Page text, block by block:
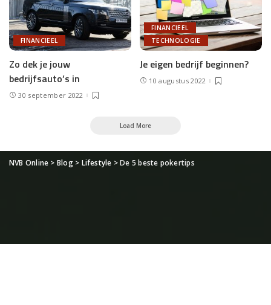
FINANCIEEL
Zo dek je jouw
bedrijfsauto’s in
30 september 2022
FINANCIEEL
TECHNOLOGIE
Je eigen bedrijf beginnen?
10 augustus 2022
Load More
NVB Online > Blog> Lifestyle >De 5 beste pokertips